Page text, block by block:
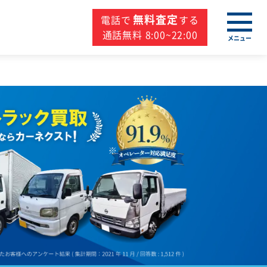
電話で 無料査定する
通話無料 8:00~22:00
メニュー